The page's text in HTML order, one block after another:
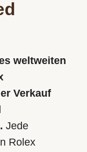
weltweiten
Verkauf
Jede
Rolex